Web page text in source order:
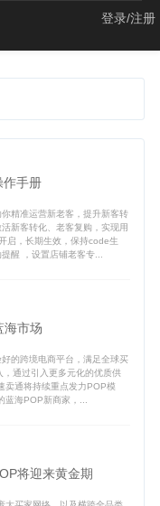
登录/注册
作手册
精准运营新老客，提升新客转
新客转化、老客复购，实现用
启，长期生效，保持code生
醒 ，设置店铺老客专...
海市场
的跨境电商平台，满足全球买
通过引入更多元化的优质供
卖通将持续重点发力POP模
海POP新商家，...
将迎来黄金期